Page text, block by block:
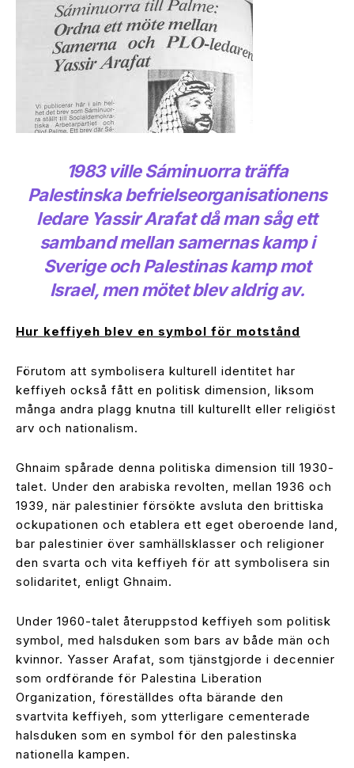
1983 ville Sáminuorra träffa
Palestinska befrielseorganisationens
ledare Yassir Arafat då man såg ett
samband mellan samernas kamp i
Sverige och Palestinas kamp mot
Israel, men mötet blev aldrig av.
Hur keffiyeh blev en symbol för motstånd
Förutom att symbolisera kulturell identitet har
keffiyeh också fått en politisk dimension, liksom
många andra plagg knutna till kulturellt eller religiöst
arv och nationalism.
Ghnaim spårade denna politiska dimension till 1930-
talet. Under den arabiska revolten, mellan 1936 och
1939, när palestinier försökte avsluta den brittiska
ockupationen och etablera ett eget oberoende land,
bar palestinier över samhällsklasser och religioner
den svarta och vita keffiyeh för att symbolisera sin
solidaritet, enligt Ghnaim.
Under 1960-talet återuppstod keffiyeh som politisk
symbol, med halsduken som bars av både män och
kvinnor. Yasser Arafat, som tjänstgjorde i decennier
som ordförande för Palestina Liberation
Organization, föreställdes ofta bärande den
svartvita keffiyeh, som ytterligare cementerade
halsduken som en symbol för den palestinska
nationella kampen.